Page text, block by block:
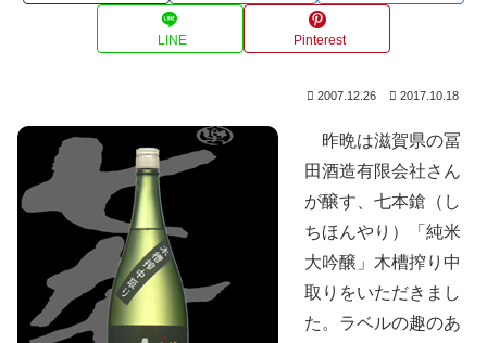
LINE Pinterest
2007.12.26 2017.10.18
昨晩は滋賀県の冨
田酒造有限会社さん
が醸す、七本鎗（し
ちほんやり）「純米
大吟醸」木槽搾り中
取りをいただきまし
た。ラベルの趣のあ